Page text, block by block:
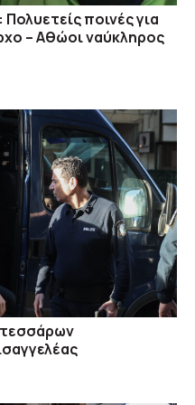
ποινές για
– Αθώοι ναύκληρος